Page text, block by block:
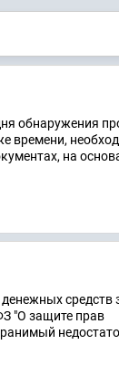
обнаружения
времени,
на
средств
"О защите прав